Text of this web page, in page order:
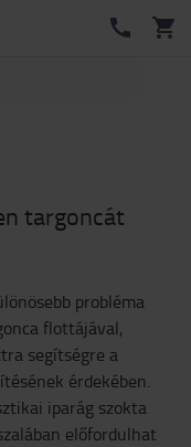
targoncát
probléma
flottájával,
segítségre a
érdekében.
iparág szokta
előfordulhat